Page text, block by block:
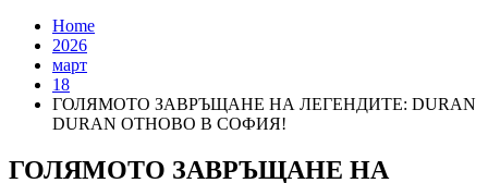
Home
2026
март
18
ГОЛЯМОТО ЗАВРЪЩАНЕ НА ЛЕГЕНДИТЕ: DURAN
DURAN ОТНОВО В СОФИЯ!
ГОЛЯМОТО ЗАВРЪЩАНЕ НА